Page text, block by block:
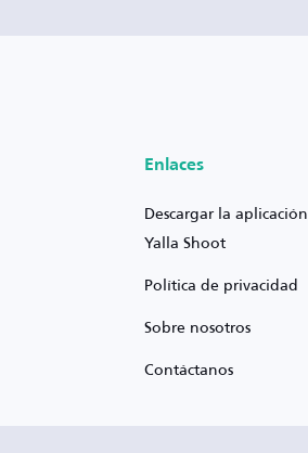
Enlaces
Descargar la aplicación
Yalla Shoot
Política de privacidad
Sobre nosotros
Contáctanos